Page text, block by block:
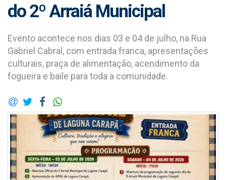
do 2º Arraiá Municipal
Evento acontece nos dias 03 e 04 de julho, na Rua
Gabriel Cabral, com entrada franca, apresentações
culturais, praça de alimentação, acendimento da
fogueira e baile para toda a comunidade.